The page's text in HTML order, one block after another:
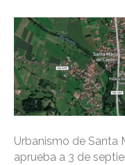
Urbanismo de Santa
aprueba a 3 de